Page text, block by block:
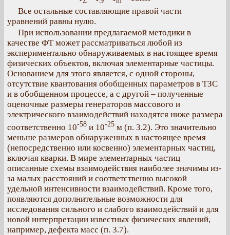
Все остальные составляющие правой части
уравнений равны нулю.
При использовании предлагаемой методики в
качестве ФТ может рассматриваться любой из
экспериментально обнаруживаемых в настоящее время
физических объектов, включая элементарные частицы.
Основанием для этого является, с одной стороны,
отсутствие квантования обобщенных параметров в ТЗС
и в обобщенном процессе, а с другой – полученные
оценочные размеры генераторов массового и
электрического взаимодействий находятся ниже размера
соответственно 10-58 и 10-25 м (п. 3.2). Это значительно
меньше размеров обнаруженных в настоящее время
(непосредственно или косвенно) элементарных частиц,
включая кварки. В мире элементарных частиц
описанные схемы взаимодействия наиболее значимы из-
за малых расстояний и соответственно высокой
удельной интенсивности взаимодействий. Кроме того,
появляются дополнительные возможности для
исследования сильного и слабого взаимодействий и для
новой интерпретации известных физических явлений,
например, дефекта масс (п. 3.7).